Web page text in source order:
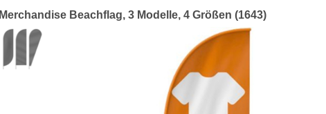
Merchandise Beachflag, 3 Modelle, 4 Größen (1643)